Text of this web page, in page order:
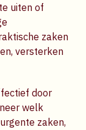
uiten of
zaken
versterken
door
welk
zaken,